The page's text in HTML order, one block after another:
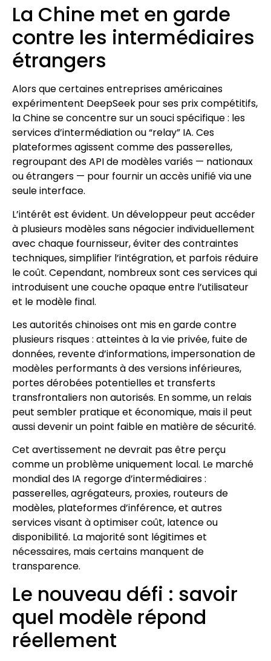
La Chine met en garde
contre les intermédiaires
étrangers
Alors que certaines entreprises américaines
expérimentent DeepSeek pour ses prix compétitifs,
la Chine se concentre sur un souci spécifique : les
services d’intermédiation ou “relay” IA. Ces
plateformes agissent comme des passerelles,
regroupant des API de modèles variés — nationaux
ou étrangers — pour fournir un accès unifié via une
seule interface.
L’intérêt est évident. Un développeur peut accéder
à plusieurs modèles sans négocier individuellement
avec chaque fournisseur, éviter des contraintes
techniques, simplifier l’intégration, et parfois réduire
le coût. Cependant, nombreux sont ces services qui
introduisent une couche opaque entre l’utilisateur
et le modèle final.
Les autorités chinoises ont mis en garde contre
plusieurs risques : atteintes à la vie privée, fuite de
données, revente d’informations, impersonation de
modèles performants à des versions inférieures,
portes dérobées potentielles et transferts
transfrontaliers non autorisés. En somme, un relais
peut sembler pratique et économique, mais il peut
aussi devenir un point faible en matière de sécurité.
Cet avertissement ne devrait pas être perçu
comme un problème uniquement local. Le marché
mondial des IA regorge d’intermédiaires :
passerelles, agrégateurs, proxies, routeurs de
modèles, plateformes d’inférence, et autres
services visant à optimiser coût, latence ou
disponibilité. La majorité sont légitimes et
nécessaires, mais certains manquent de
transparence.
Le nouveau défi : savoir
quel modèle répond
réellement